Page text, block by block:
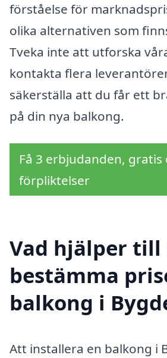
förståelse för
olika alternativen som
Tveka inte att utforska
kontakta flera
säkerställa att du får ett
på din nya balkong.
Få 3 erbjudanden, gratis
förpliktelser
Vad hjälper
bestämma
balkong i
Att installera en balkong i